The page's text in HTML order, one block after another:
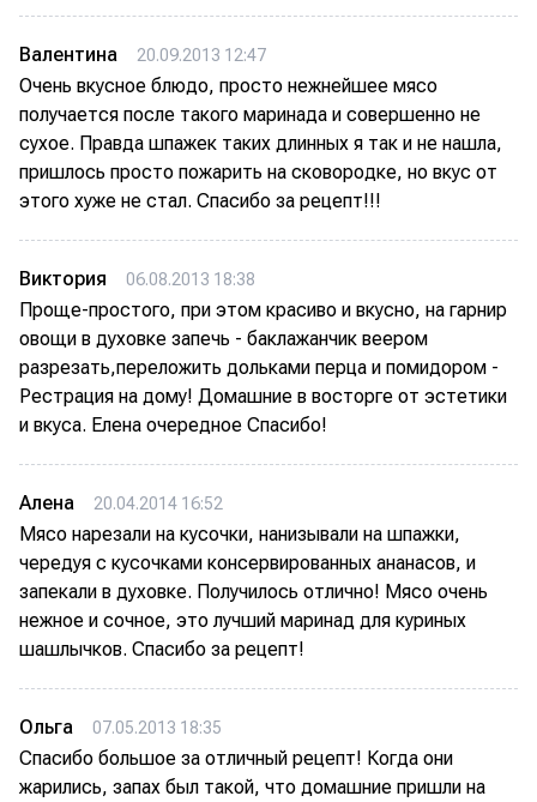
Валентина 20.09.2013 12:47
Очень вкусное блюдо, просто нежнейшее мясо
получается после такого маринада и совершенно не
сухое. Правда шпажек таких длинных я так и не нашла,
пришлось просто пожарить на сковородке, но вкус от
этого хуже не стал. Спасибо за рецепт!!!
Виктория 06.08.2013 18:38
Проще-простого, при этом красиво и вкусно, на гарнир
овощи в духовке запечь - баклажанчик веером
разрезать,переложить дольками перца и помидором -
Рестрация на дому! Домашние в восторге от эстетики
и вкуса. Елена очередное Спасибо!
Алена 20.04.2014 16:52
Мясо нарезали на кусочки, нанизывали на шпажки,
чередуя с кусочками консервированных ананасов, и
запекали в духовке. Получилось отлично! Мясо очень
нежное и сочное, это лучший маринад для куриных
шашлычков. Спасибо за рецепт!
Ольга 07.05.2013 18:35
Спасибо большое за отличный рецепт! Когда они
жарились, запах был такой, что домашние пришли на